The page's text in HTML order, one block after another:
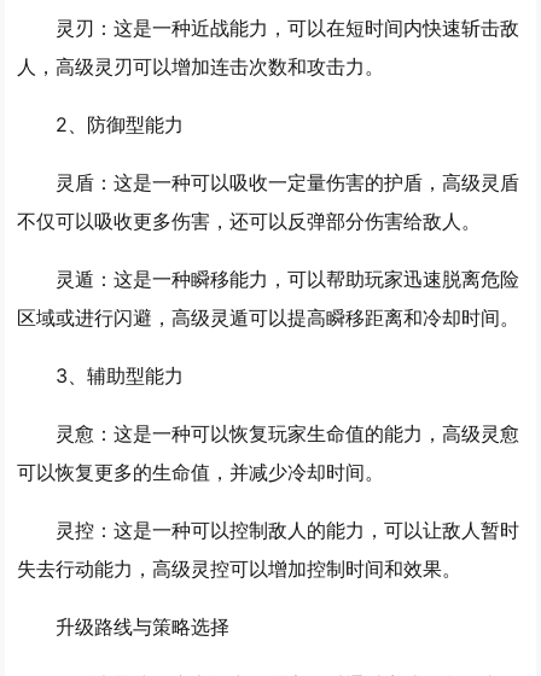
灵刃 ：这是一种近战能力，可以在短时间内快速斩击敌
人，高级灵刃可以增加连击次数和攻击力。
2、 防御型能力
灵盾 ：这是一种可以吸收一定量伤害的护盾，高级灵盾
不仅可以吸收更多伤害，还可以反弹部分伤害给敌人。
灵遁 ：这是一种瞬移能力，可以帮助玩家迅速脱离危险
区域或进行闪避，高级灵遁可以提高瞬移距离和冷却时间。
3、辅助型能力
灵愈 ：这是一种可以恢复玩家生命值的能力，高级灵愈
可以恢复更多的生命值，并减少冷却时间。
灵控 ：这是一种可以控制敌人的能力，可以让敌人暂时
失去行动能力，高级灵控可以增加控制时间和效果。
升级路线与策略选择